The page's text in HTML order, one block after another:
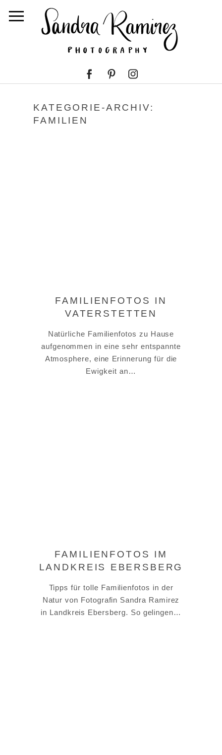
KATEGORIE-ARCHIV:
FAMILIEN
FAMILIENFOTOS IN
VATERSTETTEN
Natürliche Familienfotos zu Hause
aufgenommen in eine sehr entspannte
Atmosphere, eine Erinnerung für die
Ewigkeit an…
FAMILIENFOTOS IM
LANDKREIS EBERSBERG
Tipps für tolle Familienfotos in der
Natur von Fotografin Sandra Ramirez
in Landkreis Ebersberg. So gelingen…